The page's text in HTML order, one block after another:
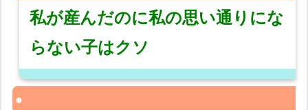
私が産んだのに私の思い通りにな
らない子はクソ